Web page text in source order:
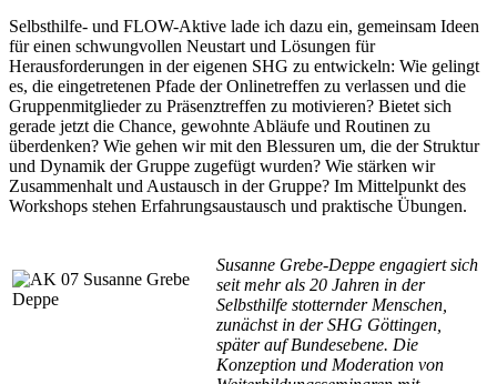
Selbsthilfe- und FLOW-Aktive lade ich dazu ein, gemeinsam Ideen
für einen schwungvollen Neustart und Lösungen für
Herausforderungen in der eigenen SHG zu entwickeln: Wie gelingt
es, die eingetretenen Pfade der Onlinetreffen zu verlassen und die
Gruppenmitglieder zu Präsenztreffen zu motivieren? Bietet sich
gerade jetzt die Chance, gewohnte Abläufe und Routinen zu
überdenken? Wie gehen wir mit den Blessuren um, die der Struktur
und Dynamik der Gruppe zugefügt wurden? Wie stärken wir
Zusammenhalt und Austausch in der Gruppe? Im Mittelpunkt des
Workshops stehen Erfahrungsaustausch und praktische Übungen.
Susanne Grebe-Deppe engagiert sich
seit mehr als 20 Jahren in der
Selbsthilfe stotternder Menschen,
zunächst in der SHG Göttingen,
später auf Bundesebene. Die
Konzeption und Moderation von